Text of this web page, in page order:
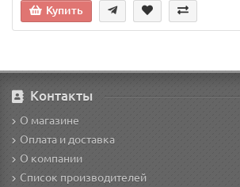
Купить
Контакты
О магазине
Оплата и доставка
О компании
Список производителей